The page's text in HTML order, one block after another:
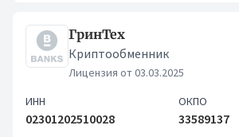
ГринТех
Криптообменник
Лицензия от 03.03.2025
ИНН
02301202510028
ОКПО
33589137